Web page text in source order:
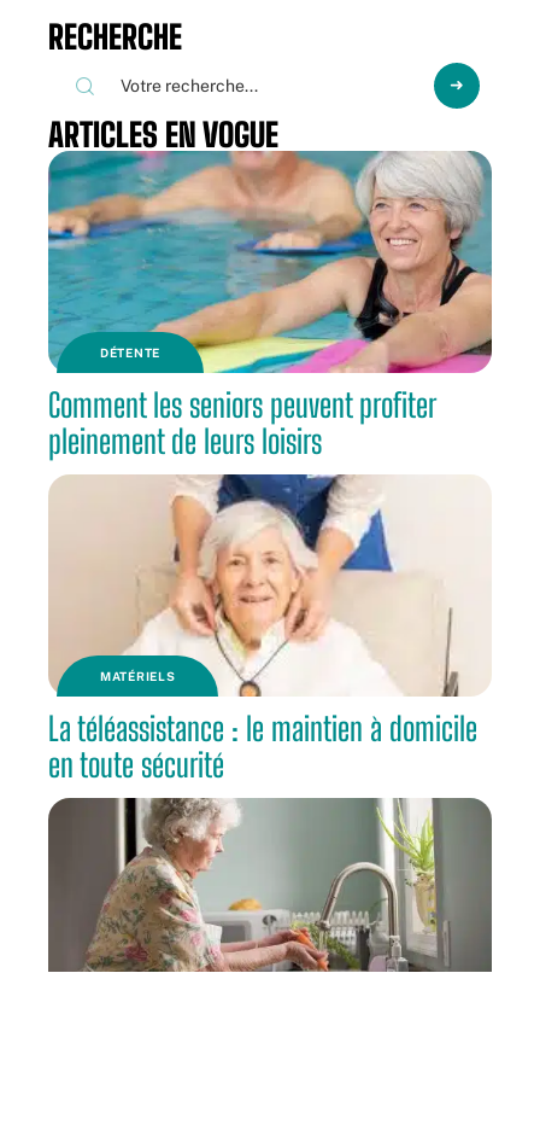
RECHERCHE
ARTICLES EN VOGUE
DÉTENTE
Comment les seniors peuvent profiter
pleinement de leurs loisirs
MATÉRIELS
La téléassistance : le maintien à domicile
en toute sécurité